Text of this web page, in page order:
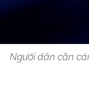
Người dân cần